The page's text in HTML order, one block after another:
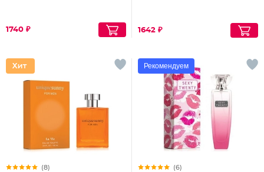
1740 ₽ 1642 ₽
(8)
Рекомендуем
(6)